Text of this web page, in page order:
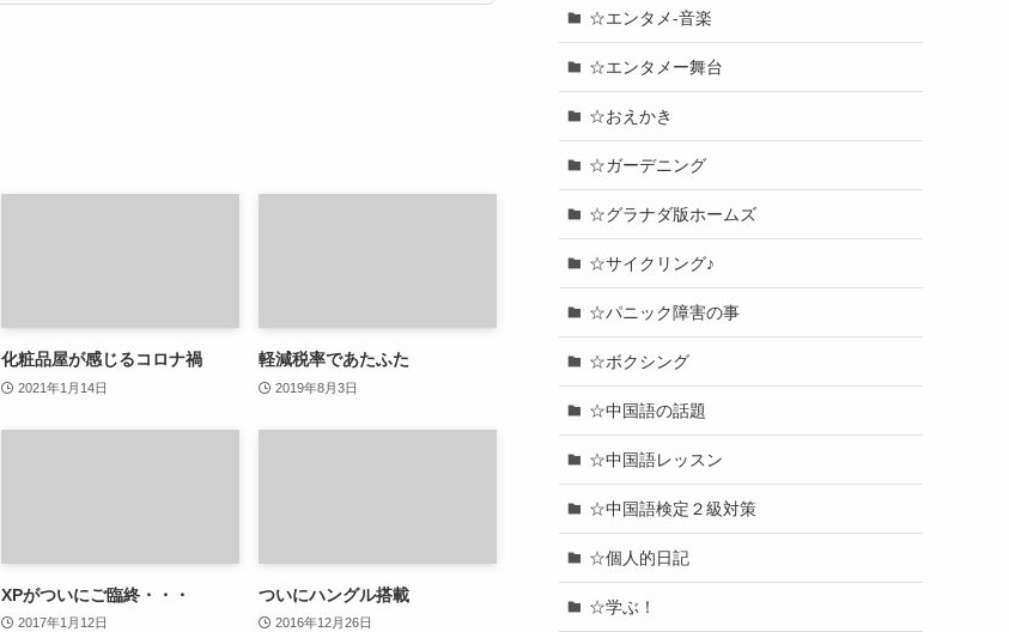
化粧品屋が感じるコロナ禍
2021年1月14日
軽減税率であたふた
2019年8月3日
XPがついにご臨終・・・
2017年1月12日
ついにハングル搭載
2016年12月26日
☆エンタメ-音楽
☆エンタメー舞台
☆おえかき
☆ガーデニング
☆グラナダ版ホームズ
☆サイクリング♪
☆パニック障害の事
☆ボクシング
☆中国語の話題
☆中国語レッスン
☆中国語検定２級対策
☆個人的日記
☆学ぶ！